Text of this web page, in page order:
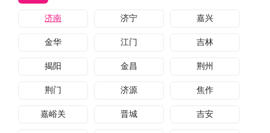
济南 济宁 嘉兴
金华 江门 吉林
揭阳 金昌 荆州
荆门 济源 焦作
嘉峪关 晋城 吉安